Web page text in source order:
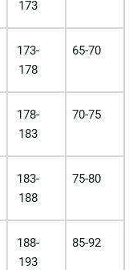
173
173-
178
65-70
178-
183
70-75
183-
188
75-80
188-
193
85-92